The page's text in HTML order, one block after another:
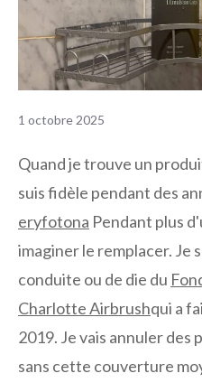
1 octobre 2025
Quand je trouve un
suis fidèle pendant des
eryfotona Pendant plus
imaginer le remplacer. Je
conduite ou de die du
Charlotte Airbrushqui a
2019. Je vais annuler des
sans cette couverture